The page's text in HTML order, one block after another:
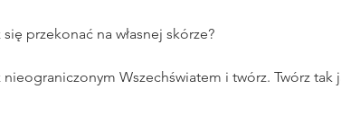
przekonać na własnej skórze?
Wszechświatem i twórz. Twórz tak